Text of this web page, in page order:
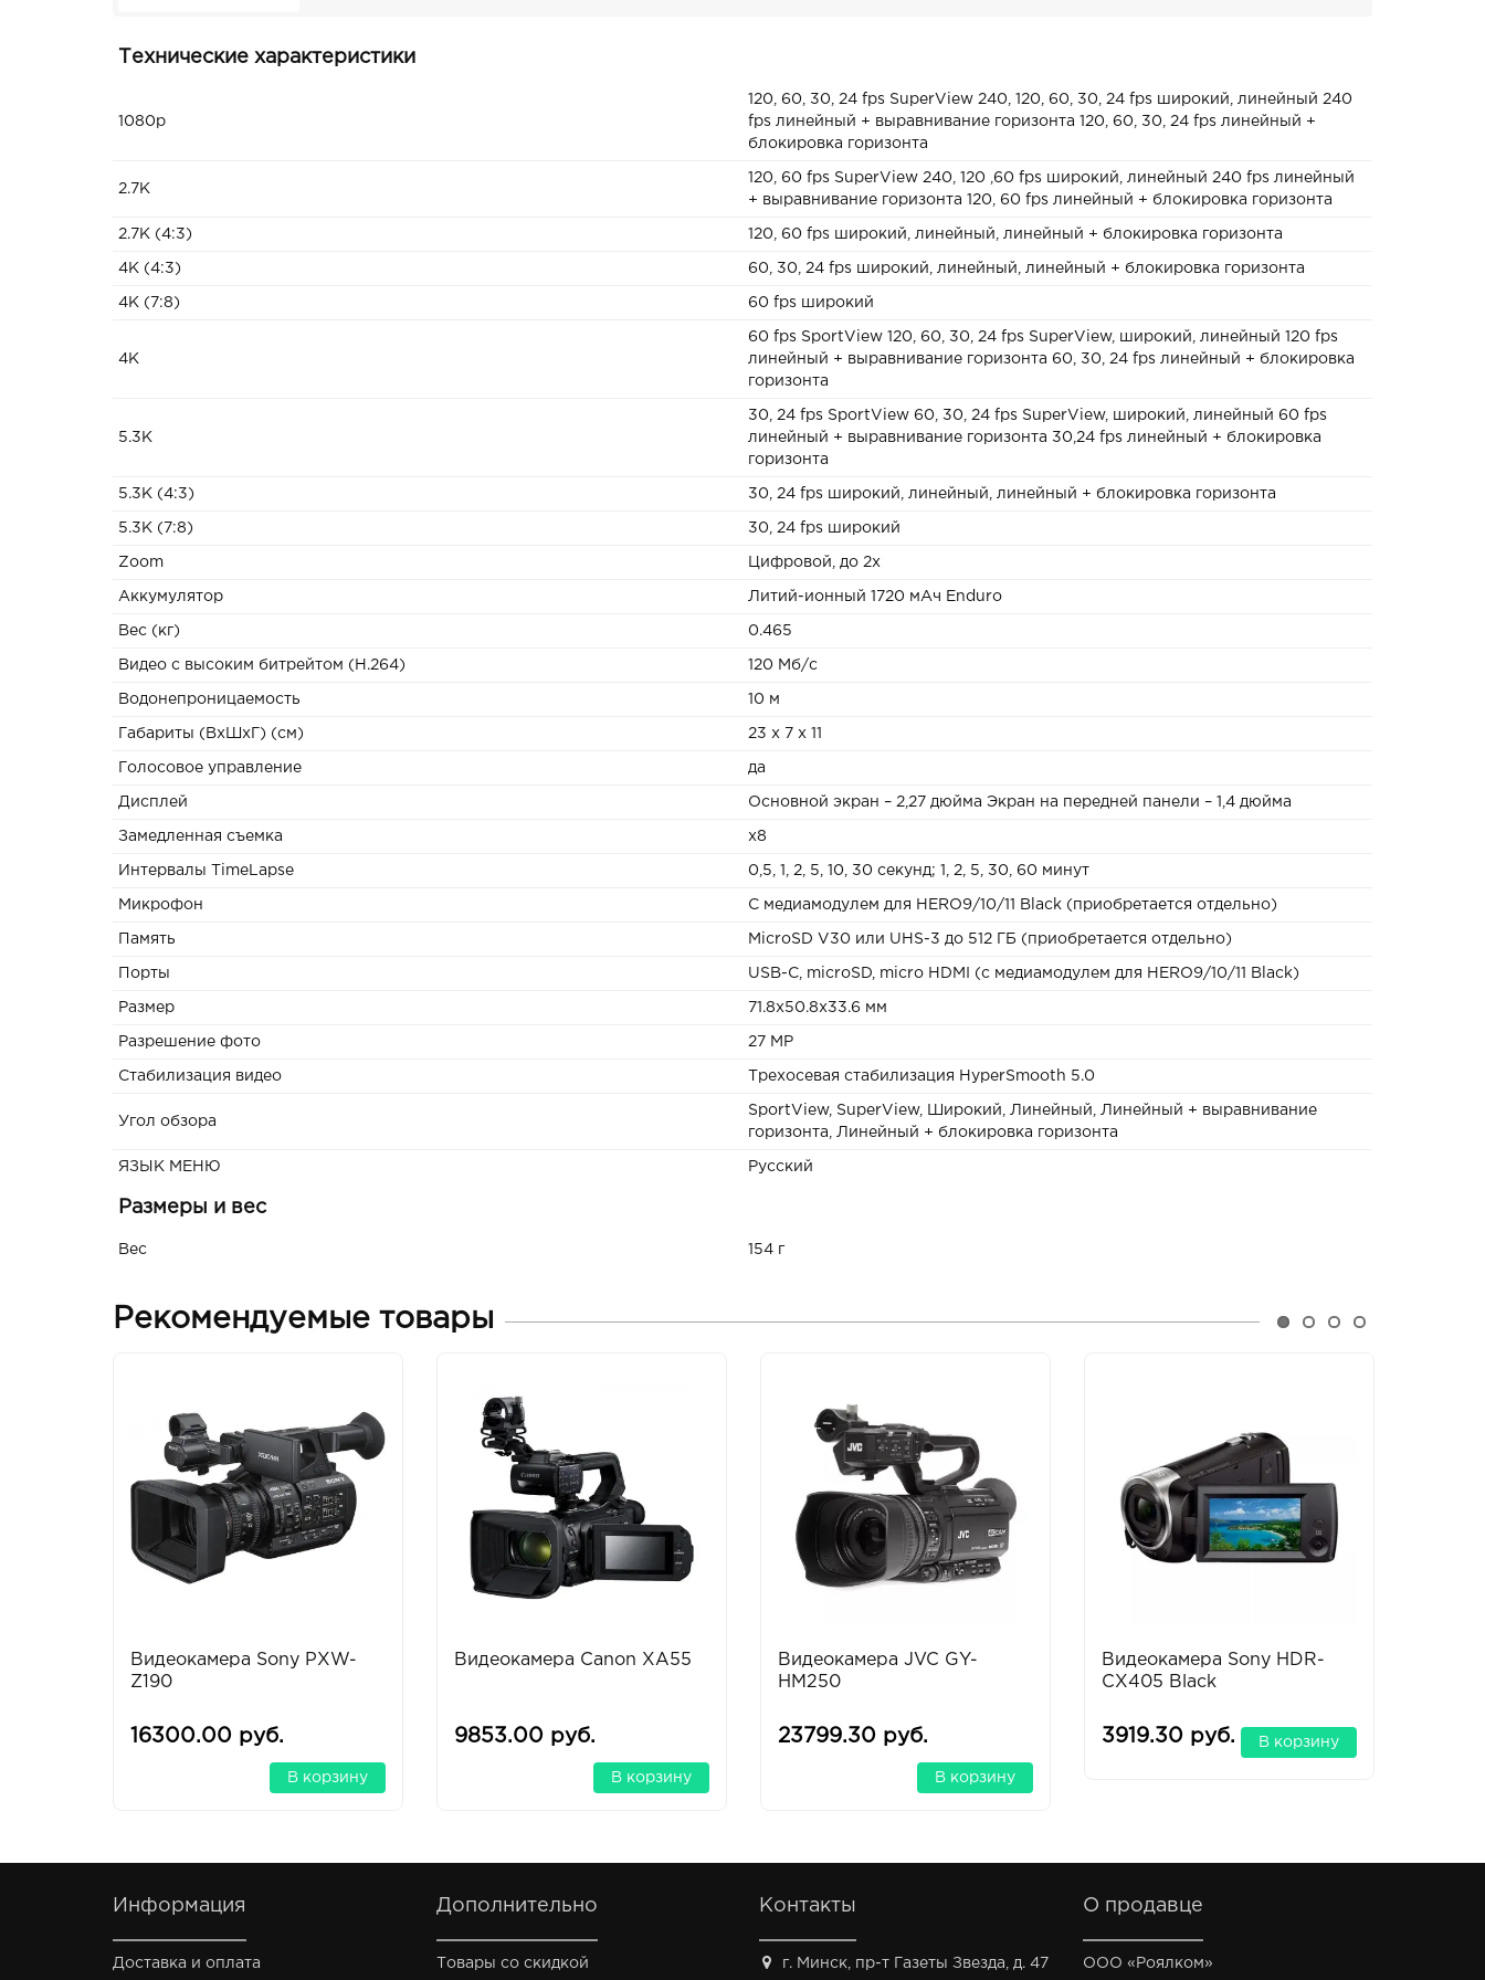
Технические характеристики
1080p
120, 60, 30, 24 fps SuperView 240, 120, 60, 30, 24 fps широкий, линейный 240
fps линейный + выравнивание горизонта 120, 60, 30, 24 fps линейный +
блокировка горизонта
2.7K
120, 60 fps SuperView 240, 120 ,60 fps широкий, линейный 240 fps линейный
+ выравнивание горизонта 120, 60 fps линейный + блокировка горизонта
2.7K (4:3) 120, 60 fps широкий, линейный, линейный + блокировка горизонта
4K (4:3) 60, 30, 24 fps широкий, линейный, линейный + блокировка горизонта
4K (7:8) 60 fps широкий
4К
60 fps SportView 120, 60, 30, 24 fps SuperView, широкий, линейный 120 fps
линейный + выравнивание горизонта 60, 30, 24 fps линейный + блокировка
горизонта
5.3К
30, 24 fps SportView 60, 30, 24 fps SuperView, широкий, линейный 60 fps
линейный + выравнивание горизонта 30,24 fps линейный + блокировка
горизонта
5.3К (4:3) 30, 24 fps широкий, линейный, линейный + блокировка горизонта
5.3К (7:8) 30, 24 fps широкий
Zoom Цифровой, до 2x
Аккумулятор Литий-ионный 1720 мАч Enduro
Вес (кг) 0.465
Видео с высоким битрейтом (H.264) 120 Mб/с
Водонепроницаемость 10 м
Габариты (ВxШxГ) (см) 23 x 7 x 11
Голосовое управление да
Дисплей Основной экран – 2,27 дюйма Экран на передней панели – 1,4 дюйма
Замедленная съемка х8
Интервалы TimeLapse 0,5, 1, 2, 5, 10, 30 секунд; 1, 2, 5, 30, 60 минут
Микрофон С медиамодулем для HERO9/10/11 Black (приобретается отдельно)
Память MicroSD V30 или UHS-3 до 512 ГБ (приобретается отдельно)
Порты USB-C, microSD, micro HDMI (с медиамодулем для HERO9/10/11 Black)
Размер 71.8х50.8х33.6 мм
Разрешение фото 27 MP
Стабилизация видео Трехосевая стабилизация HyperSmooth 5.0
Угол обзора
SportView, SuperView, Широкий, Линейный, Линейный + выравнивание
горизонта, Линейный + блокировка горизонта
ЯЗЫК МЕНЮ Русский
Размеры и вес
Вес 154 г
Рекомендуемые товары
Видеокамера Sony PXW-
Z190
16300.00 руб.
В корзину
Видеокамера Canon XA55
9853.00 руб.
В корзину
Видеокамера JVC GY-
HM250
23799.30 руб.
В корзину
Видеокамера Sony HDR-
CX405 Black
3919.30 руб. В корзину
Информация
Доставка и оплата
Дополнительно
Товары со скидкой
Контакты
г. Минск, пр-т Газеты Звезда, д. 47
О продавце
ООО «Роялком»